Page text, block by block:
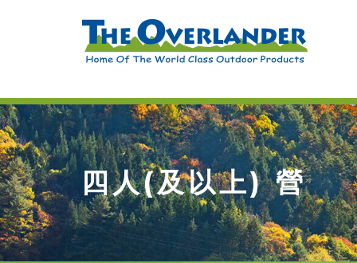
四人(及以上) 營